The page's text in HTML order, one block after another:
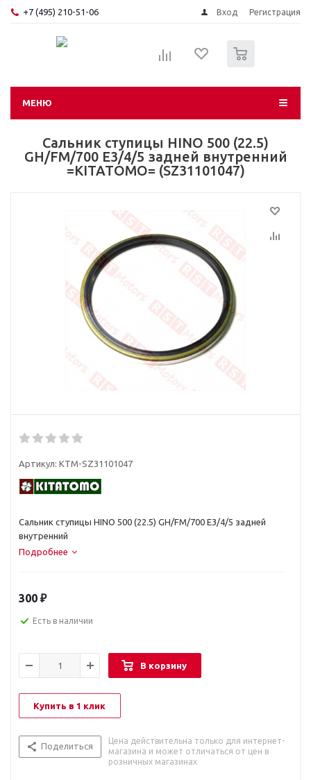
+7 (495) 210-51-06 Вход Регистрация
МЕНЮ
Сальник ступицы HINO 500 (22.5)
GH/FM/700 E3/4/5 задней внутренний
=KITATOMO= (SZ31101047)
Артикул: KTM-SZ31101047
Сальник ступицы HINO 500 (22.5) GH/FM/700 E3/4/5 задней
внутренний
Подробнее
300 ₽
Есть в наличии
В корзину
Купить в 1 клик
Поделиться
Цена действительна только для интернет-
магазина и может отличаться от цен в
розничных магазинах